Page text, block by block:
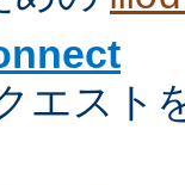
エスト